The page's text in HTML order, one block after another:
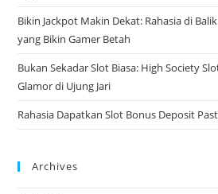
Bikin Jackpot Makin Dekat: Rahasia di
yang Bikin Gamer Betah
Bukan Sekadar Slot Biasa: High Society
Glamor di Ujung Jari
Rahasia Dapatkan Slot Bonus Deposit
Archives